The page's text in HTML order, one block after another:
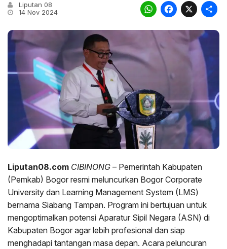
Liputan 08
14 Nov 2024
X
Liputan08.com CIBINONG – Pemerintah Kabupaten
(Pemkab) Bogor resmi meluncurkan Bogor Corporate
University dan Learning Management System (LMS)
bernama Siabang Tampan. Program ini bertujuan untuk
mengoptimalkan potensi Aparatur Sipil Negara (ASN) di
Kabupaten Bogor agar lebih profesional dan siap
menghadapi tantangan masa depan. Acara peluncuran